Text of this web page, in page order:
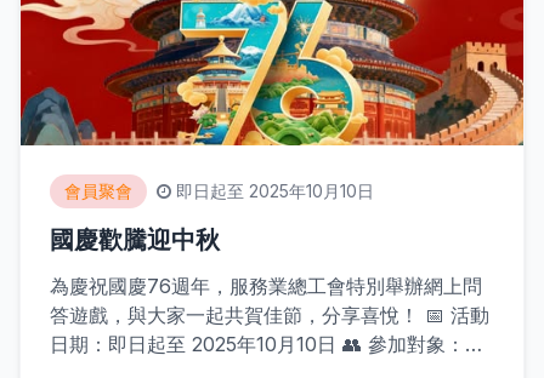
會員聚會 即日起至 2025年10月10日
國慶歡騰迎中秋
為慶祝國慶76週年，服務業總工會特別舉辦網上問
答遊戲，與大家一起共賀佳節，分享喜悅！ 📅 活動
日期：即日起至 2025年10月10日 👥 參加對象：服